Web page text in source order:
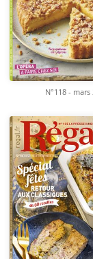
N°118 - mars